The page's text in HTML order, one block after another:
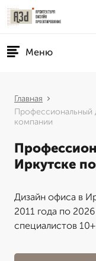
Меню
Главная
Профессиональный
компании
Иркутске
Дизайн офиса в
2011 года по
специалистов